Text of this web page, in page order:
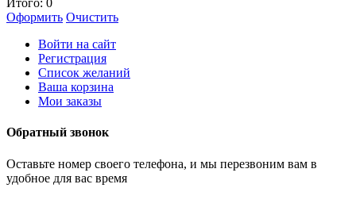
Итого: 0
Оформить Очистить
Войти на сайт
Регистрация
Список желаний
Ваша корзина
Мои заказы
Обратный звонок
Оставьте номер своего телефона, и мы перезвоним вам в
удобное для вас время